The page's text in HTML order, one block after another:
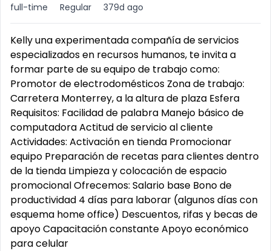
full-time
Regular 379d ago
Kelly una experimentada compañía de servicios
especializados en recursos humanos, te invita a
formar parte de su equipo de trabajo como:
Promotor de electrodomésticos Zona de trabajo:
Carretera Monterrey, a la altura de plaza Esfera
Requisitos: Facilidad de palabra Manejo básico de
computadora Actitud de servicio al cliente
Actividades: Activación en tienda Promocionar
equipo Preparación de recetas para clientes dentro
de la tienda Limpieza y colocación de espacio
promocional Ofrecemos: Salario base Bono de
productividad 4 días para laborar (algunos días con
esquema home office) Descuentos, rifas y becas de
apoyo Capacitación constante Apoyo económico
para celular